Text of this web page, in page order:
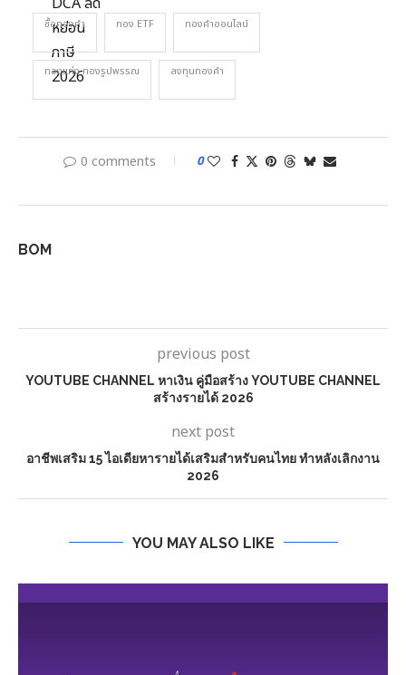
ซื้อทองคำ ทอง ETF ทองคำออนไลน์
ทองแท่ง ทองรูปพรรณ ลงทุนทองคำ
0 comments 0
BOM
previous post
YOUTUBE CHANNEL หาเงิน คู่มือสร้าง YOUTUBE CHANNEL
สร้างรายได้ 2026
next post
อาชีพเสริม 15 ไอเดียหารายได้เสริมสำหรับคนไทย ทำหลังเลิกงาน
2026
YOU MAY ALSO LIKE